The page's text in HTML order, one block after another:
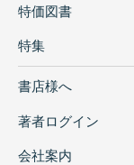
特価図書
特集
書店様へ
著者ログイン
会社案内